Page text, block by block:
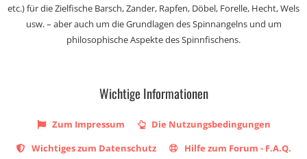
etc.) für die Zielfische Barsch, Zander, Rapfen, Döbel, Forelle, Hecht, Wels
usw. – aber auch um die Grundlagen des Spinnangelns und um
philosophische Aspekte des Spinnfischens.
Wichtige Informationen
Zum Impressum
Die Nutzungsbedingungen
Wichtiges zum Datenschutz
Hilfe zum Forum - F.A.Q.